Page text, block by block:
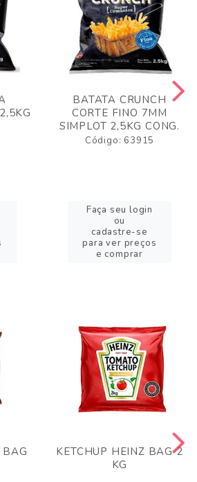
BATATA CRUNCH
CORTE FINO 7MM
SIMPLOT 2,5KG CONG.
Código: 63915
Faça seu login
ou
cadastre-se
para ver preços
e comprar
BAG
KETCHUP HEINZ BAG 2
KG